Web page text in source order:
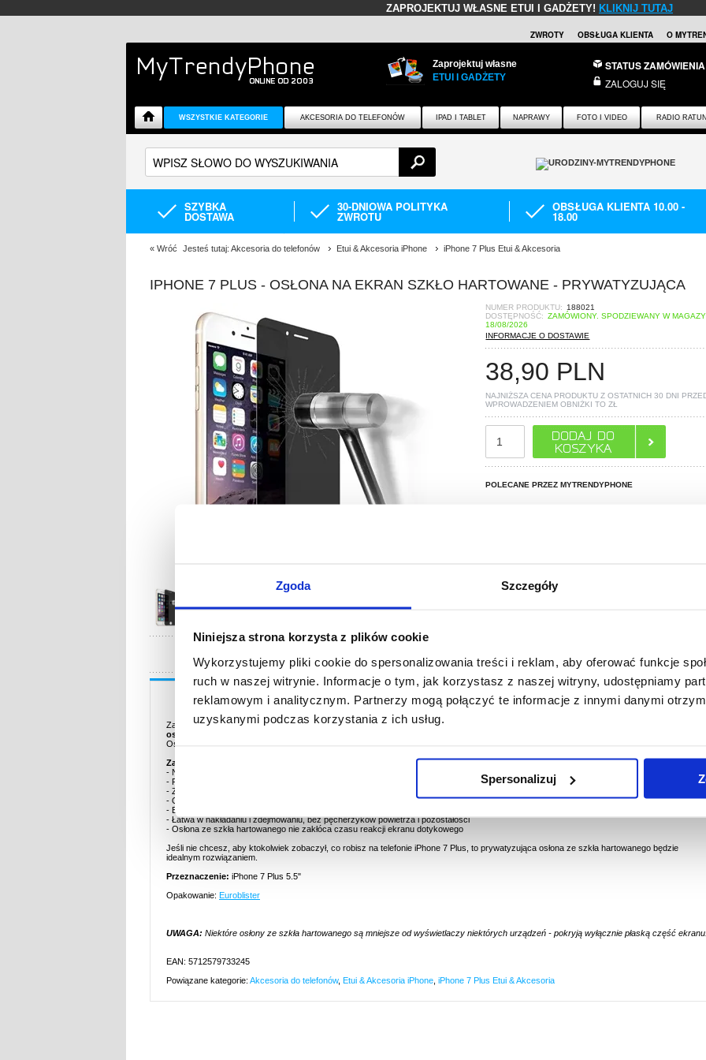
Zgoda Szczegóły
Niniejsza strona korzysta z plików cookie
Wykorzystujemy pliki cookie do spersonalizowania treści i reklam, aby oferować funkcje
ruch w naszej witrynie. Informacje o tym, jak korzystasz z naszej witryny, udostępniamy
reklamowym i analitycznym. Partnerzy mogą połączyć te informacje z innymi danymi
uzyskanymi podczas korzystania z ich usług.
Spersonalizuj
ZAPROJEKTUJ WŁASNE ETUI I GADŻETY! KLIKNIJ TUTAJ
ZWROTY OBSŁUGA KLIENTA O
Zaprojektuj własne
ETUI I GADŻETY
STATUS ZAMÓWIENIA
ZALOGUJ SIĘ
WSZYSTKIE KATEGORIE AKCESORIA DO TELEFONÓW IPAD I TABLET NAPRAWY FOTO I VIDEO RADIO
SZYBKA
DOSTAWA
30-DNIOWA POLITYKA
ZWROTU
OBSŁUGA KLIENTA 10.00 -
18.00
« Wróć Jesteś tutaj: Akcesoria do telefonów Etui & Akcesoria iPhone iPhone 7 Plus Etui & Akcesoria
IPHONE 7 PLUS - OSŁONA NA EKRAN SZKŁO HARTOWANE - PRYWATYZUJĄCA
NUMER PRODUKTU:
188021
DOSTĘPNOŚĆ: ZAMÓWIONY. SPODZIEWANY W
18/08/2026
INFORMACJE O DOSTAWIE
38,90 PLN
NAJNIŻSZA CENA PRODUKTU Z OSTATNICH 30 DNI
WPROWADZENIEM OBNIŻKI TOZŁ
POLECANE PRZEZ MYTRENDYPHONE
PYTANIA?
Zabezpiecz wyświetlacz smartfona przed wścibskimi oczami oraz równocześnie przed codziennymi uszzeniami, dzięki
osłonie ze szkła hartowanego na ekran iPhone’a 7 Plus
Osłona została wykonana z przetworzonego chemicznie prawdziwego szkła. Jest nietłukąca, więc nie pęknie na małe kawałki.
Zalety:
- Nietłukąca się osłona ze szkła hartowanego na ekran
- Powłoka oleofobowa chroni przed zatłuszczeniem, kurzem i innymi zanieczyszczeniami
- Zwiększa bezpieczeństwo wyświetlacza ekranu - obraz zamazuje się, gdy patrzy się z boku
- Osłona ekranu ma tylko 0.3 mm grubości, ale jest bardzo twarda (9H)
- Bardzo wysoka przepuszczalność światła, aż do 99%
- Łatwa w nakładaniu i zdejmowaniu, bez pęcherzyków powietrza i pozostałości
- Osłona ze szkła hartowanego nie zakłóca czasu reakcji ekranu dotykowego
Jeśli nie chcesz, aby ktokolwiek zobaczył, co robisz na telefonie iPhone 7 Plus, to prywatyzująca osłona ze szkła hartowanego będzie
idealnym rozwiązaniem.
Przeznaczenie: iPhone 7 Plus 5.5"
Opakowanie: Euroblister
UWAGA: Niektóre osłony ze szkła hartowanego są mniejsze od wyświetlaczy niektórych urządzeń - pokryją wyłącznie płaską część ekranu.
EAN: 5712579733245
Powiązane kategorie: Akcesoria do telefonów, Etui & Akcesoria iPhone iPhone 7 Plus Etui & Akcesoria